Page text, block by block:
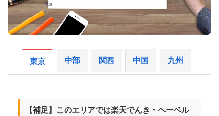
東京 中部 関西 中国 九州
【補足】このエリアでは楽天でんき・ヘーベル